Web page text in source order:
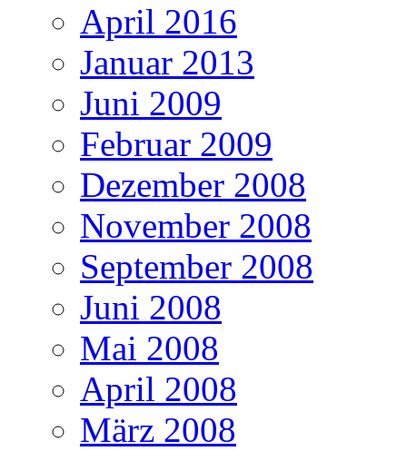
April 2016
Januar 2013
Juni 2009
Februar 2009
Dezember 2008
November 2008
September 2008
Juni 2008
Mai 2008
April 2008
März 2008